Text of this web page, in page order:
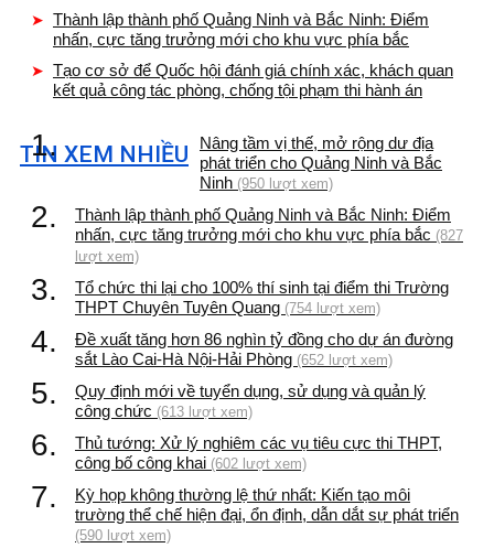
Thành lập thành phố Quảng Ninh và Bắc Ninh: Điểm
nhấn, cực tăng trưởng mới cho khu vực phía bắc
Tạo cơ sở để Quốc hội đánh giá chính xác, khách quan
kết quả công tác phòng, chống tội phạm thi hành án
TIN XEM NHIỀU
1.
Nâng tầm vị thế, mở rộng dư địa
phát triển cho Quảng Ninh và Bắc
Ninh (950 lượt xem)
2.
Thành lập thành phố Quảng Ninh và Bắc Ninh: Điểm
nhấn, cực tăng trưởng mới cho khu vực phía bắc (827
lượt xem)
3.
Tổ chức thi lại cho 100% thí sinh tại điểm thi Trường
THPT Chuyên Tuyên Quang (754 lượt xem)
4.
Đề xuất tăng hơn 86 nghìn tỷ đồng cho dự án đường
sắt Lào Cai-Hà Nội-Hải Phòng (652 lượt xem)
5.
Quy định mới về tuyển dụng, sử dụng và quản lý
công chức (613 lượt xem)
6.
Thủ tướng: Xử lý nghiêm các vụ tiêu cực thi THPT,
công bố công khai (602 lượt xem)
7.
Kỳ họp không thường lệ thứ nhất: Kiến tạo môi
trường thể chế hiện đại, ổn định, dẫn dắt sự phát triển
(590 lượt xem)